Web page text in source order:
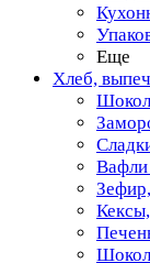
Еще
Хлеб,
Вафли